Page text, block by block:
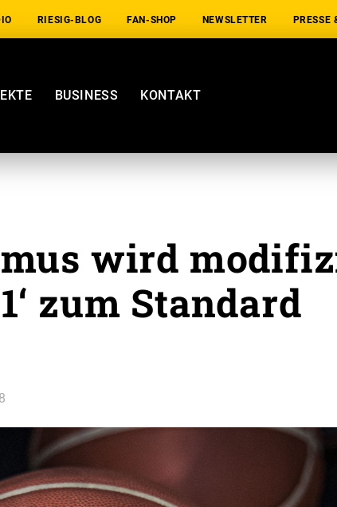
RIESIG-BLOG FAN-SHOP NEWSLETTER PRESSE
BUSINESS KONTAKT
wird
zum Standard